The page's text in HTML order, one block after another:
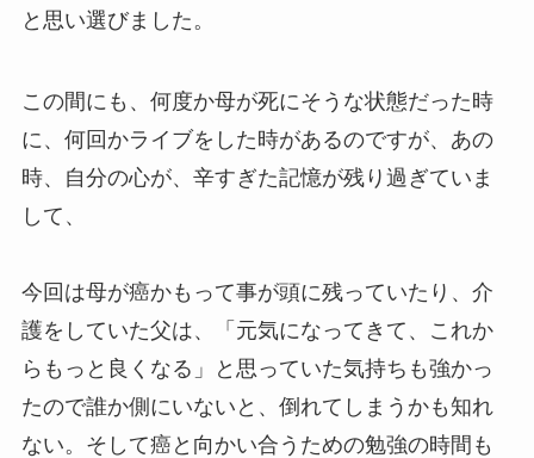
と思い選びました。
この間にも、何度か母が死にそうな状態だった時
に、何回かライブをした時があるのですが、あの
時、自分の心が、辛すぎた記憶が残り過ぎていま
して、
今回は母が癌かもって事が頭に残っていたり、介
護をしていた父は、「元気になってきて、これか
らもっと良くなる」と思っていた気持ちも強かっ
たので誰か側にいないと、倒れてしまうかも知れ
ない。そして癌と向かい合うための勉強の時間も